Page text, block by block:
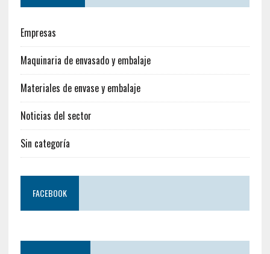
Empresas
Maquinaria de envasado y embalaje
Materiales de envase y embalaje
Noticias del sector
Sin categoría
FACEBOOK